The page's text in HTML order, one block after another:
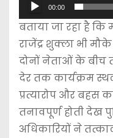
y
e
r
00:00
बताया जा रहा है
राजेंद्र शुक्ला भी
दोनों नेताओं के बीच
देर तक कार्यक्रम
प्रत्यारोप और बहस
तनावपूर्ण होती देख
अधिकारियों ने